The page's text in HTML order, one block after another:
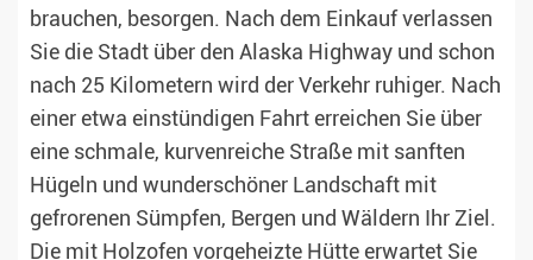
brauchen, besorgen. Nach dem Einkauf verlassen
Sie die Stadt über den Alaska Highway und schon
nach 25 Kilometern wird der Verkehr ruhiger. Nach
einer etwa einstündigen Fahrt erreichen Sie über
eine schmale, kurvenreiche Straße mit sanften
Hügeln und wunderschöner Landschaft mit
gefrorenen Sümpfen, Bergen und Wäldern Ihr Ziel.
Die mit Holzofen vorgeheizte Hütte erwartet Sie